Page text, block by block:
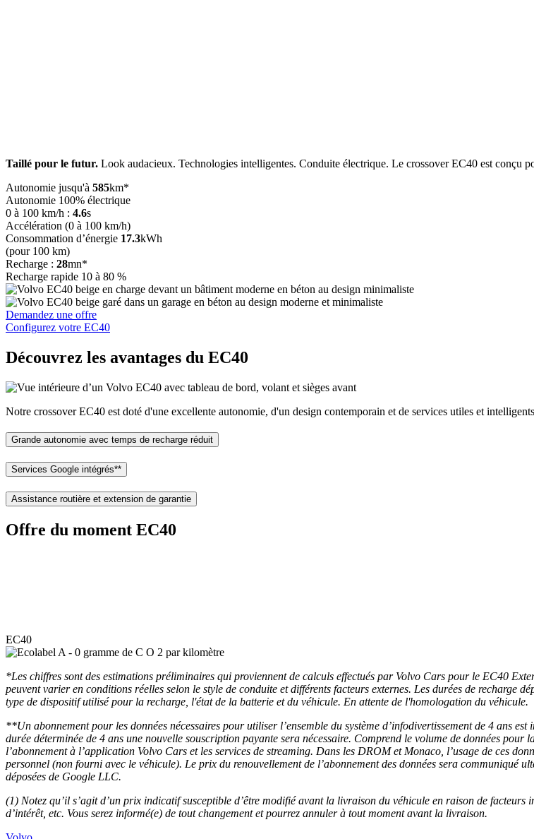
Taillé pour le futur. Look audacieux. Technologies intelligentes. Conduite électrique. Le crossover EC40 est conçu
Autonomie jusqu'à 585km*
Autonomie 100% électrique
0 à 100 km/h : 4.6s
Accélération (0 à 100 km/h)
Consommation d’énergie 17.3kWh
(pour 100 km)
Recharge : 28mn*
Recharge rapide 10 à 80 %
Demandez une offre
Configurez votre EC40
Découvrez les avantages du EC40
Notre crossover EC40 est doté d'une excellente autonomie, d'un design contemporain et de services utiles et
Grande autonomie avec temps de recharge réduit
Services Google intégrés**
Assistance routière et extension de garantie
Offre du moment EC40
EC40
*Les chiffres sont des estimations préliminaires qui proviennent de calculs effectués par Volvo Cars pour le EC40
peuvent varier en conditions réelles selon le style de conduite et différents facteurs externes. Les durées de recharge
type de dispositif utilisé pour la recharge, l'état de la batterie et du véhicule. En attente de l'homologation du véhicule.
**Un abonnement pour les données nécessaires pour utiliser l’ensemble du système d’infodivertissement de 4 ans
durée déterminée de 4 ans une nouvelle souscription payante sera nécessaire. Comprend le volume de données pour
l’abonnement à l’application Volvo Cars et les services de streaming. Dans les DROM et Monaco, l’usage de ces
personnel (non fourni avec le véhicule). Le prix du renouvellement de l’abonnement des données sera communiqué
déposées de Google LLC.
(1) Notez qu’il s’agit d’un prix indicatif susceptible d’être modifié avant la livraison du véhicule en raison de facteurs
d’intérêt, etc. Vous serez informé(e) de tout changement et pourrez annuler à tout moment avant la livraison.